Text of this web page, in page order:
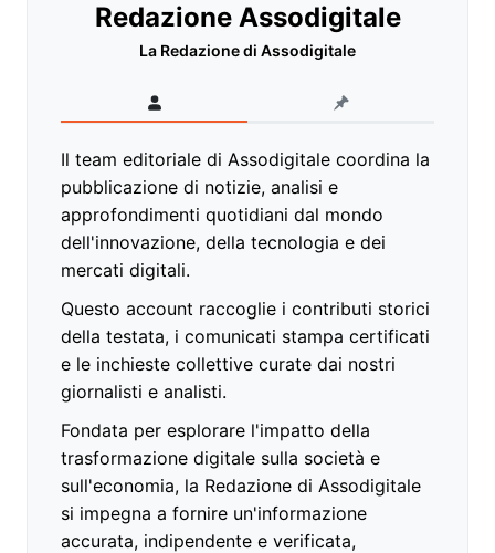
Redazione Assodigitale
La Redazione di Assodigitale
Il team editoriale di Assodigitale coordina la
pubblicazione di notizie, analisi e
approfondimenti quotidiani dal mondo
dell'innovazione, della tecnologia e dei
mercati digitali.
Questo account raccoglie i contributi storici
della testata, i comunicati stampa certificati
e le inchieste collettive curate dai nostri
giornalisti e analisti.
Fondata per esplorare l'impatto della
trasformazione digitale sulla società e
sull'economia, la Redazione di Assodigitale
si impegna a fornire un'informazione
accurata, indipendente e verificata,